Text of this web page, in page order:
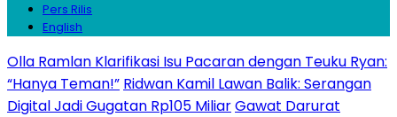
Pers Rilis
English
Olla Ramlan Klarifikasi Isu Pacaran dengan Teuku Ryan:
“Hanya Teman!” Ridwan Kamil Lawan Balik: Serangan
Digital Jadi Gugatan Rp105 MiliarGawat Darurat